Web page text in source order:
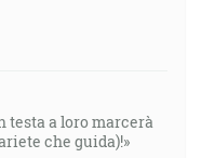
testa a loro marcerà
che guida)!»